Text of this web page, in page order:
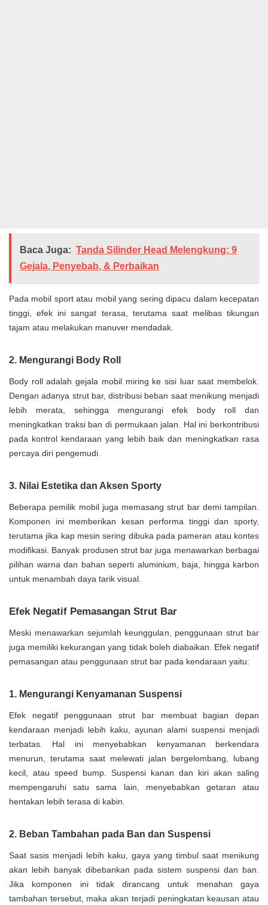
Baca Juga: Tanda Silinder Head Melengkung: 9
Gejala, Penyebab, & Perbaikan
Pada mobil sport atau mobil yang sering dipacu dalam kecepatan
tinggi, efek ini sangat terasa, terutama saat melibas tikungan
tajam atau melakukan manuver mendadak.
2. Mengurangi Body Roll
Body roll adalah gejala mobil miring ke sisi luar saat membelok.
Dengan adanya strut bar, distribusi beban saat menikung menjadi
lebih merata, sehingga mengurangi efek body roll dan
meningkatkan traksi ban di permukaan jalan. Hal ini berkontribusi
pada kontrol kendaraan yang lebih baik dan meningkatkan rasa
percaya diri pengemudi.
3. Nilai Estetika dan Aksen Sporty
Beberapa pemilik mobil juga memasang strut bar demi tampilan.
Komponen ini memberikan kesan performa tinggi dan sporty,
terutama jika kap mesin sering dibuka pada pameran atau kontes
modifikasi. Banyak produsen strut bar juga menawarkan berbagai
pilihan warna dan bahan seperti aluminium, baja, hingga karbon
untuk menambah daya tarik visual.
Efek Negatif Pemasangan Strut Bar
Meski menawarkan sejumlah keunggulan, penggunaan strut bar
juga memiliki kekurangan yang tidak boleh diabaikan. Efek negatif
pemasangan atau penggunaan strut bar pada kendaraan yaitu:
1. Mengurangi Kenyamanan Suspensi
Efek negatif penggunaan strut bar membuat bagian depan
kendaraan menjadi lebih kaku, ayunan alami suspensi menjadi
terbatas. Hal ini menyebabkan kenyamanan berkendara
menurun, terutama saat melewati jalan bergelombang, lubang
kecil, atau speed bump. Suspensi kanan dan kiri akan saling
mempengaruhi satu sama lain, menyebabkan getaran atau
hentakan lebih terasa di kabin.
2. Beban Tambahan pada Ban dan Suspensi
Saat sasis menjadi lebih kaku, gaya yang timbul saat menikung
akan lebih banyak dibebankan pada sistem suspensi dan ban.
Jika komponen ini tidak dirancang untuk menahan gaya
tambahan tersebut, maka akan terjadi peningkatan keausan atau